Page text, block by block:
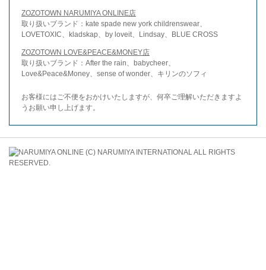
ZOZOTOWN NARUMIYA ONLINE店
取り扱いブランド：kate spade new york childrenswear、
LOVETOXIC、kladskap、by loveit、Lindsay、BLUE CROSS
ZOZOTOWN LOVE&PEACE&MONEY店
取り扱いブランド：After the rain、babycheer、
Love&Peace&Money、sense of wonder、キリンのソフィ
お客様にはご不便をおかけいたしますが、何卒ご理解いただきますよ
うお願い申し上げます。